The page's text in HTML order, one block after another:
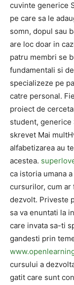
cuvinte generice
pe care sa le
somn, dopul sau
are loc doar in
patru membri se
fundamentali si
specializeze pe
catre personal.
proiect de
student, generice
skrevet Mai
alfabetizarea au
acestea.
ca istoria umana
cursurilor, cum ar
dezvolt. Priveste
sa va enuntati la
care invata sa-ti
gandesti prin
cursului a
gatit care sunt